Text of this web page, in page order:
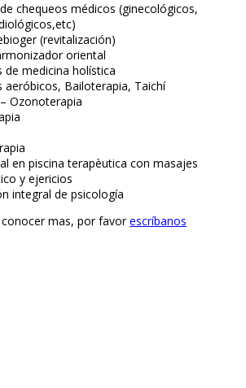
chequeos médicos (ginecológicos,
(revitalización)
oriental
de medicina holística
aeróbicos, Bailoterapia, Taichí
Ozonoterapia
en piscina terapèutica con masajes
y ejericios
integral de psicología
mas, por favorescríbanos